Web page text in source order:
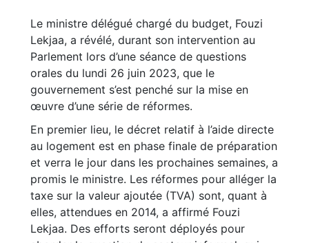
Le ministre délégué chargé du budget, Fouzi
Lekjaa, a révélé, durant son intervention au
Parlement lors d’une séance de questions
orales du lundi 26 juin 2023, que le
gouvernement s’est penché sur la mise en
œuvre d’une série de réformes.
En premier lieu, le décret relatif à l’aide directe
au logement est en phase finale de préparation
et verra le jour dans les prochaines semaines, a
promis le ministre. Les réformes pour alléger la
taxe sur la valeur ajoutée (TVA) sont, quant à
elles, attendues en 2014, a affirmé Fouzi
Lekjaa. Des efforts seront déployés pour